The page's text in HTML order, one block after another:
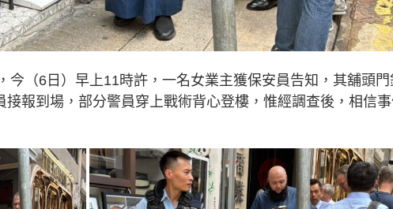
今（6日）早上11時許，一名女業主獲保安員告知，其舖頭門
報到場，部分警員穿上戰術背心登樓，惟經調查後，相信